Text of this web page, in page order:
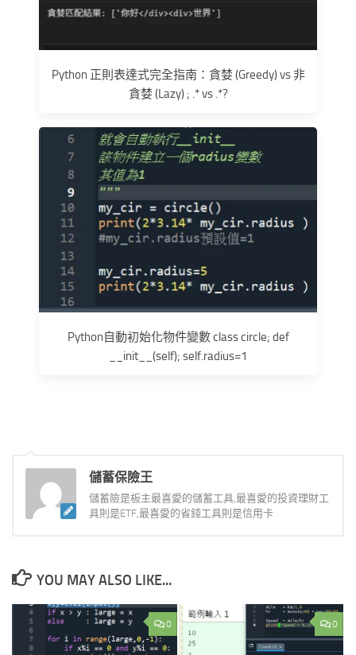
Python 正則表達式完全指南：貪婪 (Greedy) vs 非
貪婪 (Lazy) ; .* vs .*?
Python自動初始化物件變數 class circle; def
__init__(self); self.radius=1
儲蓄保險王
儲蓄險是板主最喜愛的儲蓄工具,最喜愛的投資理財工
具則是ETF,最喜愛的省錢工具則是信用卡
YOU MAY ALSO LIKE...
0 0